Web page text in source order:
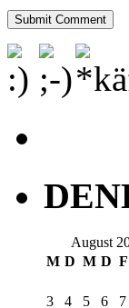
August
M D M D F
3
4 5 6 7